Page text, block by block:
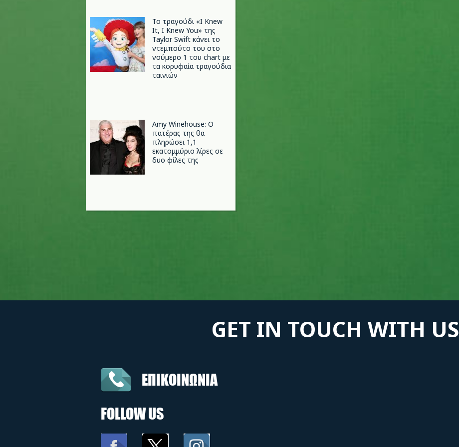
Το τραγούδι «I Knew
It, I Knew You» της
Taylor Swift κάνει το
ντεμπούτο του στο
νούμερο 1 του chart με
τα κορυφαία τραγούδια
ταινιών
Amy Winehouse: Ο
πατέρας της θα
πληρώσει 1,1
εκατομμύριο λίρες σε
δυο φίλες της
GET IN TOUCH WITH US
ΕΠΙΚΟΙΝΩΝΙΑ
FOLLOW US